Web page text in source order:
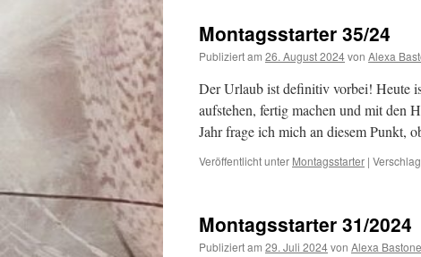
Montagsstarter 35/24
Publiziert am 26. August 2024von Alexa
Der Urlaub ist definitiv vorbei! Heute
aufstehen, fertig machen und mit den
Jahr frage ich mich an diesem Punkt,
Veröffentlicht unter Montagsstarter |
Montagsstarter 31/2024
Publiziert am 29. Juli 2024von Alexa Bastone